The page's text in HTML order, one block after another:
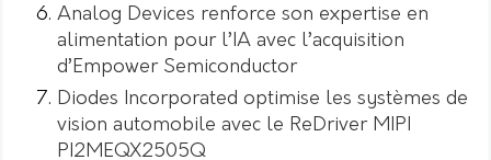
Analog Devices renforce son expertise en
alimentation pour l’IA avec l’acquisition
d’Empower Semiconductor
Diodes Incorporated optimise les systèmes de
vision automobile avec le ReDriver MIPI
PI2MEQX2505Q